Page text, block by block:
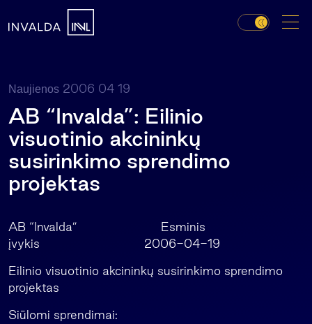
Naujienos 2006 04 19
AB “Invalda”: Eilinio
visuotinio akcininkų
susirinkimo sprendimo
projektas
AB “Invalda” Esminis
įvykis 2006-04-19
Eilinio visuotinio akcininkų susirinkimo sprendimo
projektas
Siūlomi sprendimai: